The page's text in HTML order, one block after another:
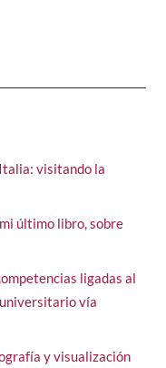
visitando la
último libro, sobre
ligadas al
vía
y visualización